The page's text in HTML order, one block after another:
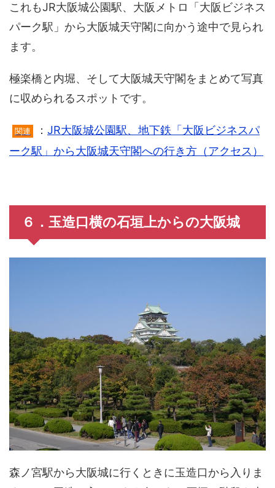
これもJR大阪城公園駅、大阪メトロ「大阪ビジネス
パーク駅」から大阪城天守閣に向かう途中で見られ
ます。
極楽橋と内堀、そして大阪城天守閣をまとめて写真
に収められるスポットです。
関連 ： JR大阪城公園駅、地下鉄「大阪ビジネスパ
ーク駅」から大阪城天守閣への行き方（アクセス）
６．玉造口横の石垣上からの大阪城
森ノ宮駅から大阪城に行くときに玉造口から入りま